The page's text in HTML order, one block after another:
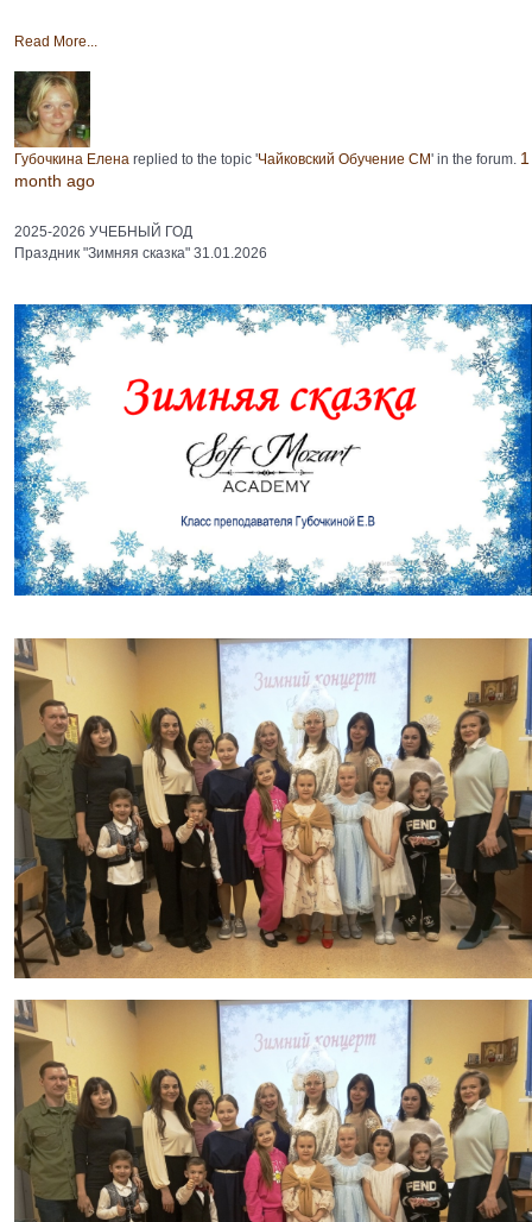
Read More...
Губочкина Елена replied to the topic 'Чайковский Обучение СМ' in the forum. 1
month ago
2025-2026 УЧЕБНЫЙ ГОД
Праздник "Зимняя сказка" 31.01.2026